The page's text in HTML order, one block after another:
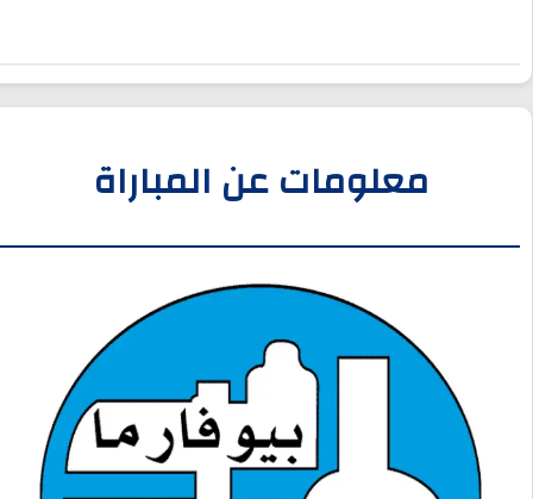
معلومات عن المباراة